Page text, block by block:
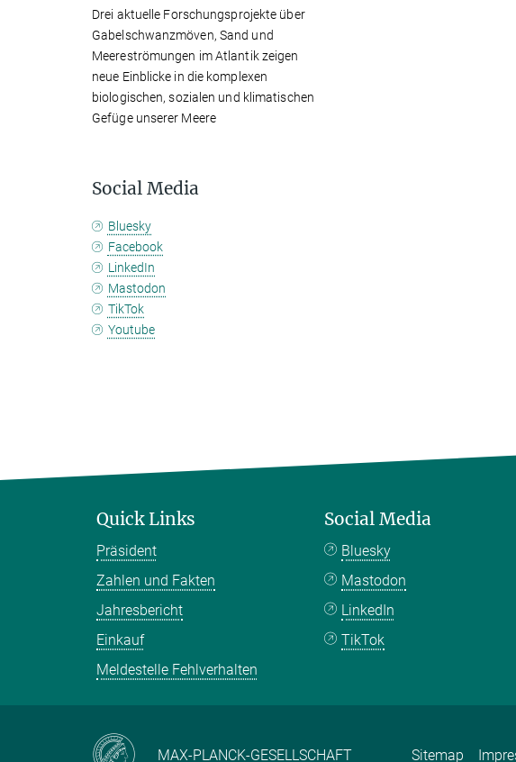
Drei aktuelle Forschungsprojekte über
Gabelschwanzmöven, Sand und
Meereströmungen im Atlantik zeigen
neue Einblicke in die komplexen
biologischen, sozialen und klimatischen
Gefüge unserer Meere
Social Media
Bluesky
Facebook
LinkedIn
Mastodon
TikTok
Youtube
Quick Links
Präsident
Zahlen und Fakten
Jahresbericht
Einkauf
Meldestelle Fehlverhalten
Social Media
Bluesky
Mastodon
LinkedIn
TikTok
MAX-PLANCK-GESELLSCHAFT Sitemap